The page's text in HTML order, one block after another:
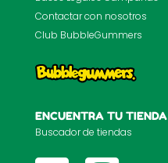
Contactar con nosotros
Club BubbleGummers
ENCUENTRA TU TIENDA
Buscador de tiendas